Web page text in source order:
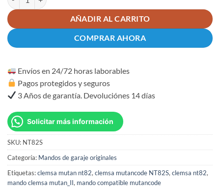
AÑADIR AL CARRITO
COMPRAR AHORA
Envíos en 24/72 horas laborables
Pagos protegidos y seguros
3 Años de garantía. Devoluciónes 14 días
Solicitar más información
SKU: NT82S
Categoría: Mandos de garaje originales
Etiquetas:clemsa mutan nt82, clemsa mutancode NT82S, clemsa nt82,
mando clemsa mutan_II, mando compatible mutancode